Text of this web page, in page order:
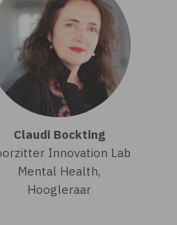
Claudi Bockting
Innovation Lab
Mental Health,
Hoogleraar